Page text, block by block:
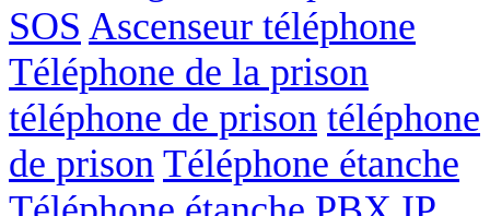
SOS Ascenseur téléphone
Téléphone de la prison
téléphone de prison téléphone
de prison Téléphone étanche